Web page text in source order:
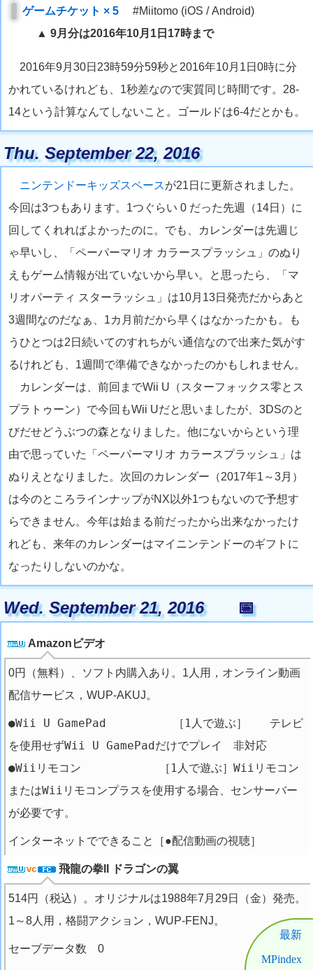
ゲームチケット × 5
#Miitomo (iOS / Android)
▲ 9月分は2016年10月1日17時まで
2016年9月30日23時59分59秒と2016年10月1日0時に分
かれているけれども、1秒差なので実質同じ時間です。28-
14という計算なんてしないこと。ゴールドは6-4だとかも。
Thu. September 22, 2016
ニンテンドーキッズスペースが21日に更新されました。
今回は3つもあります。1つぐらい 0 だった先週（14日）に
回してくれればよかったのに。でも、カレンダーは先週じ
ゃ早いし、「ペーパーマリオ カラースプラッシュ」のぬり
えもゲーム情報が出ていないから早い。と思ったら、「マ
リオパーティ スターラッシュ」は10月13日発売だからあと
3週間なのだなぁ、1カ月前だから早くはなかったかも。も
うひとつは2日続いてのすれちがい通信なので出来た気がす
るけれども、1週間で準備できなかったのかもしれません。
カレンダーは、前回までWii U（スターフォックス零とス
プラトゥーン）で今回もWii Uだと思いましたが、3DSのと
びだせどうぶつの森となりました。他にないからという理
由で思っていた「ペーパーマリオ カラースプラッシュ」は
ぬりえとなりました。次回のカレンダー（2017年1～3月）
は今のところラインナップがNX以外1つもないので予想す
らできません。今年は始まる前だったから出来なかったけ
れども、来年のカレンダーはマイニンテンドーのギフトに
なったりしないのかな。
Wed. September 21, 2016📅
Amazonビデオ
0円（無料）、ソフト内購入あり。1人用，オンライン動画
配信サービス，WUP-AKUJ。
●Wii U GamePad ［1人で遊ぶ］ テレビ
を使用せずWii U GamePadだけでプレイ 非対応
●Wiiリモコン ［1人で遊ぶ］Wiiリモコン
またはWiiリモコンプラスを使用する場合、センサーバー
が必要です。
インターネットでできること［●配信動画の視聴］
飛龍の拳II ドラゴンの翼
514円（税込）。オリジナルは1988年7月29日（金）発売。
1～8人用，格闘アクション，WUP-FENJ。
セーブデータ数 0
最新
MPindex